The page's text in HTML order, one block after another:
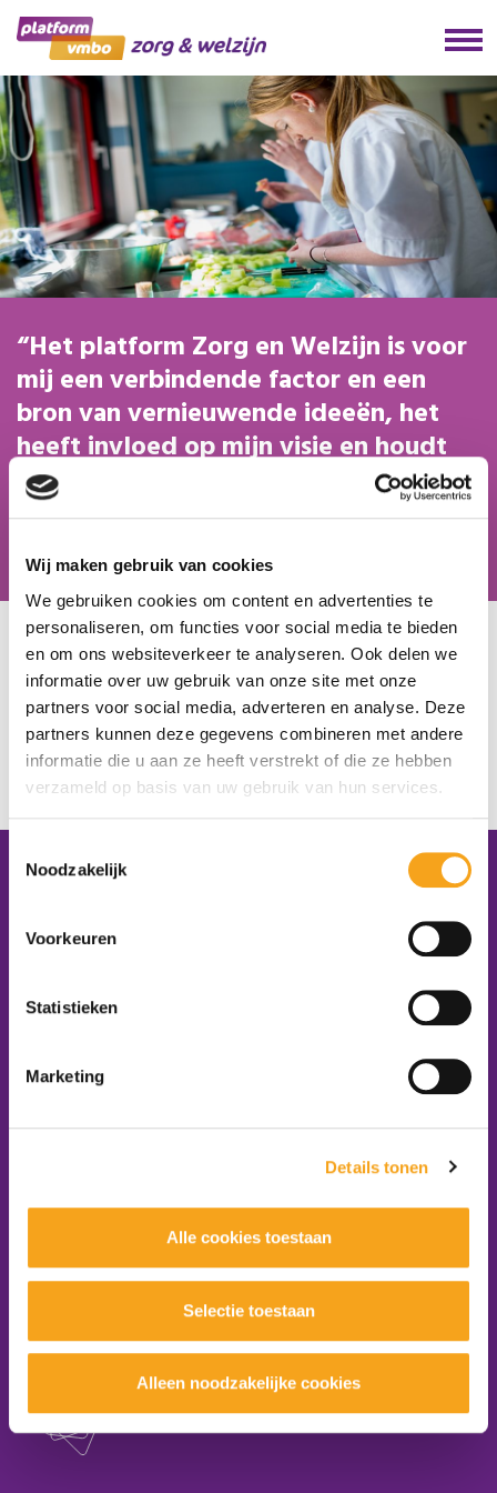
Wij maken gebruik van cookies
We gebruiken cookies om content en advertenties te
personaliseren, om functies voor social media te bieden
en om ons websiteverkeer te analyseren. Ook delen we
informatie over uw gebruik van onze site met onze
partners voor social media, adverteren en analyse. Deze
partners kunnen deze gegevens combineren met andere
informatie die u aan ze heeft verstrekt of die ze hebben
verzameld op basis van uw gebruik van hun services.
Noodzakelijk
Voorkeuren
Statistieken
Marketing
Details tonen
Alle cookies toestaan
Selectie toestaan
Alleen noodzakelijke cookies
Het platform Zorg en Welzijn is voor
mij een verbindende factor en een
bron van vernieuwende ideeën, het
heeft invloed op mijn visie en houdt
mij scherp als docent.
College
U bevindt zich hier: Home/Onze scholen/Stad College
Stad College
Almere
http://www.hetbaken.nl/hetbaken/stadcollege/
Contactgegevens
Platform VMBO Zorg & Welzijn
E-mail:info@platformzorgenwelzijn.nl
Volg ons:
Word lid van het platform
Aanmelden nieuwsbrief
maakt onderdeel uit van